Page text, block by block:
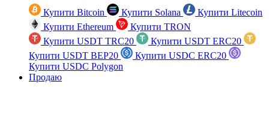
Купити Bitcoin Купити Solana
Купити Litecoin
Купити Ethereum
Купити TRON
Купити USDT TRC20
Купити USDT ERC20
Купити USDT BEP20
Купити USDC ERC20
Купити USDC Polygon
Продаю